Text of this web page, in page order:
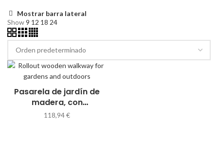
Mostrar barra lateral
Show9 12 18 24
Pasarela de jardín de
madera, con
geotextil, 75×300 cm,
118,94€